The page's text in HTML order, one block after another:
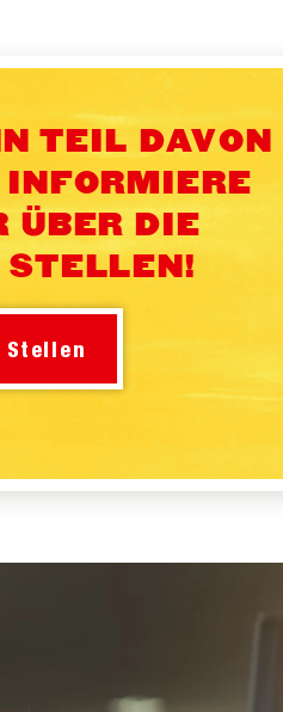
TEIL DAVON
ÜBER DIE
STELLEN!
Stellen